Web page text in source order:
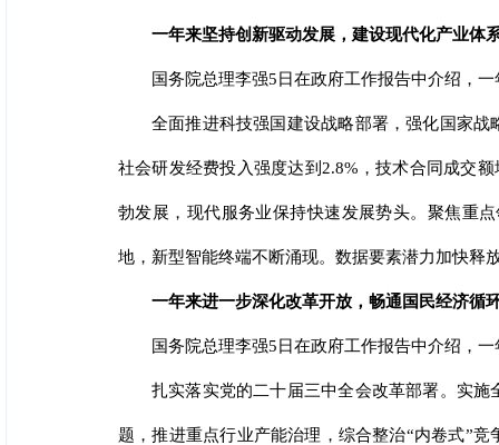
一年来坚持创新驱动发展，建设现代化产业体
国务院总理李强5日在政府工作报告中介绍，
全面推进科技强国建设战略部署，强化国家
社会研发经费投入强度达到2.8%，技术合同成交
勃发展，现代服务业保持快速发展势头。聚焦重
地，新型智能终端不断涌现。数据要素潜力加快释
一年来进一步深化改革开放，畅通国民经济循
国务院总理李强5日在政府工作报告中介绍，
扎实落实党的二十届三中全会改革部署。实
题，推进重点行业产能治理，综合整治“内卷式”